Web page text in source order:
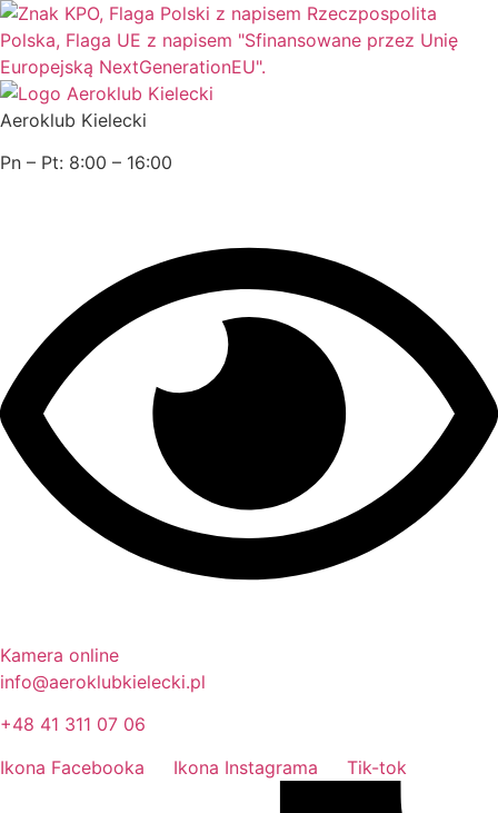
Przejdź
do
treści
Aeroklub Kielecki
Pn – Pt: 8:00 – 16:00
Kamera online
info@aeroklubkielecki.pl
+48 41 311 07 06
Ikona Facebooka
Ikona Instagrama Tik-tok